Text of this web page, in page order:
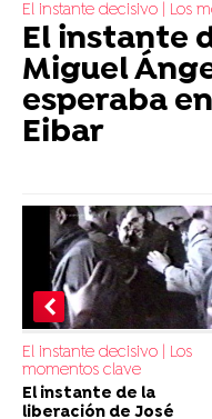
El instante decisivo | Los
El instante
Miguel
esperaba
Eibar
El instante decisivo | Los
momentos clave
El instante de la
liberación de José